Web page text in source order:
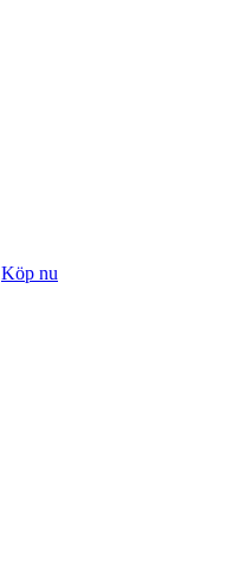
Köp nu